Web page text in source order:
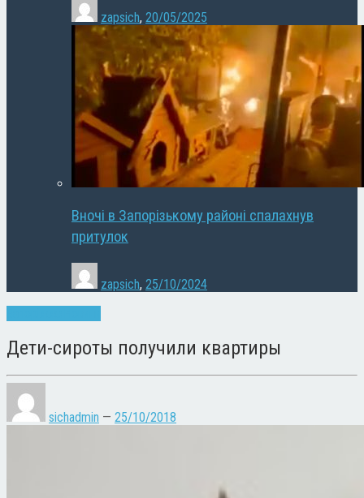
zapsich, 20/05/2025
Вночі в Запорізькому районі спалахнув
притулок
zapsich, 25/10/2024
Дети-сироты получили квартиры
sichadmin — 25/10/2018